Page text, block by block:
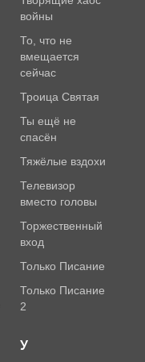
войны
То, что не
вмещается
сейчас
Троица Святая
Ты ещё не
спасён
Тяжёлые вздохи
Телевизор
вместо головы
Торжественный
вход
Только Писание
Только Писание
2
У